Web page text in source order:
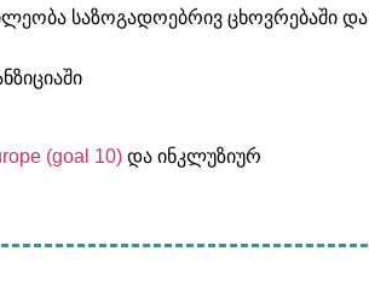
საზოგადოებრივ ცხოვრებაში და
(goal 10) და ინკლუზიურ